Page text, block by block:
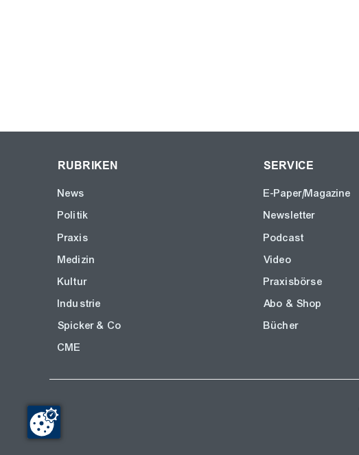
RUBRIKEN
News
Politik
Praxis
Medizin
Kultur
Industrie
Spicker & Co
CME
SERVICE
E-Paper/Magazine
Newsletter
Podcast
Video
Praxisbörse
Abo & Shop
Bücher